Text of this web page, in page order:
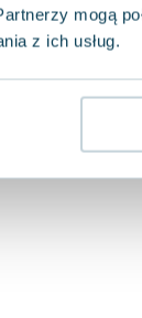
mogą
z ich usług.